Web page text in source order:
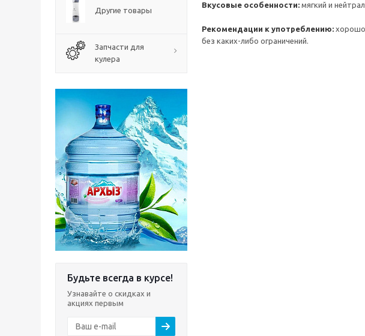
Другие товары
Запчасти для
кулера
Будьте всегда в курсе!
Узнавайте о скидках и
акциях первым
Вкусовые особенности: мягкий и
Рекомендации к употреблению: хорошо
без каких-либо ограничений.